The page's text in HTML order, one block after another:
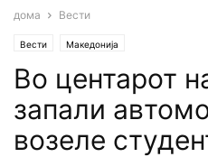
дома Вести
Вести Македонија
Во центарот
запали
возеле